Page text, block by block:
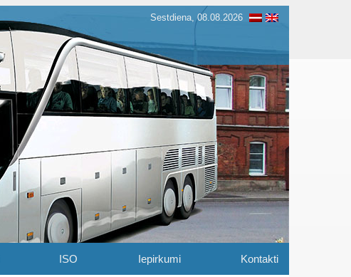
Sestdiena, 08.08.2026
ISO Iepirkumi Kontakti